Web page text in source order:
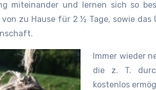
miteinander und lernen sich so
von zu Hause für 2 ½ Tage, sowie
Immer wieder
die z. T.
kostenlos